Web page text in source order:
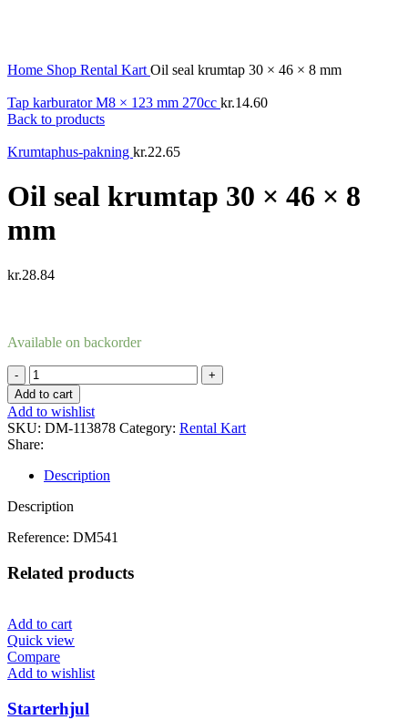
Home Shop Rental Kart Oil seal krumtap 30 × 46 × 8 mm
Tap karburator M8 × 123 mm 270cc kr.14.60
Back to products
Krumtaphus-pakning kr.22.65
Oil seal krumtap 30 × 46 × 8
mm
kr.28.84
Available on backorder
Oil
seal
krumtap
30
×
46
×
mm
Add to cart
Add to wishlist
SKU: DM-113878 Category: Rental Kart
Share:
Description
Description
Reference: DM541
Related products
Add to cart
Quick view
Compare
Add to wishlist
Starterhjul